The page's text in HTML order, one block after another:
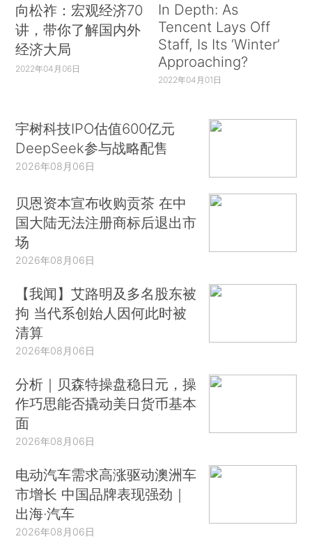
向松祚：宏观经济70
讲，带你了解国内外
经济大局
2022年04月06日
In Depth: As
Tencent Lays Off
Staff, Is Its ‘Winter’
Approaching?
2022年04月01日
宇树科技IPO估值600亿元
DeepSeek参与战略配售
2026年08月06日
贝恩资本宣布收购贡茶 在中
国大陆无法注册商标后退出市
场
2026年08月06日
【我闻】艾路明及多名股东被
拘 当代系创始人因何此时被
清算
2026年08月06日
分析｜贝森特操盘稳日元，操
作巧思能否撬动美日货币基本
面
2026年08月06日
电动汽车需求高涨驱动澳洲车
市增长 中国品牌表现强劲｜
出海·汽车
2026年08月06日